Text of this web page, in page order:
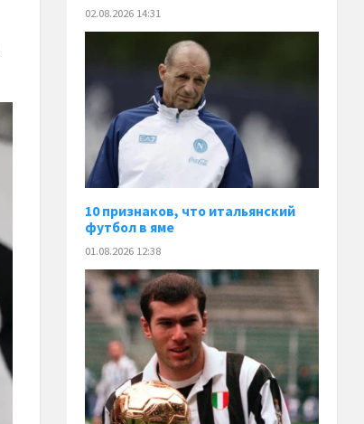
02.08.2026 14:31
10 признаков, что итальянский
футбол в яме
01.08.2026 12:38